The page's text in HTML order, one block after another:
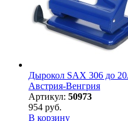
Дырокол SAX 306 до
Австрия-Венгрия
Артикул: 50973
954 руб.
В корзину